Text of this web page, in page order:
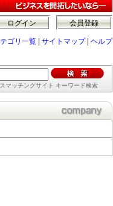
会員登録
ログイン
ゴリ一覧 サイトマップ| ヘルプ
マッチングサイト キーワード検索